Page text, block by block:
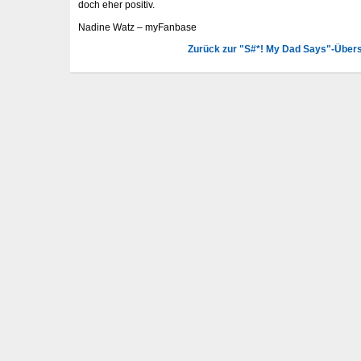
doch eher positiv.
Nadine Watz – myFanbase
Zurück zur "S#*! My Dad Says"-